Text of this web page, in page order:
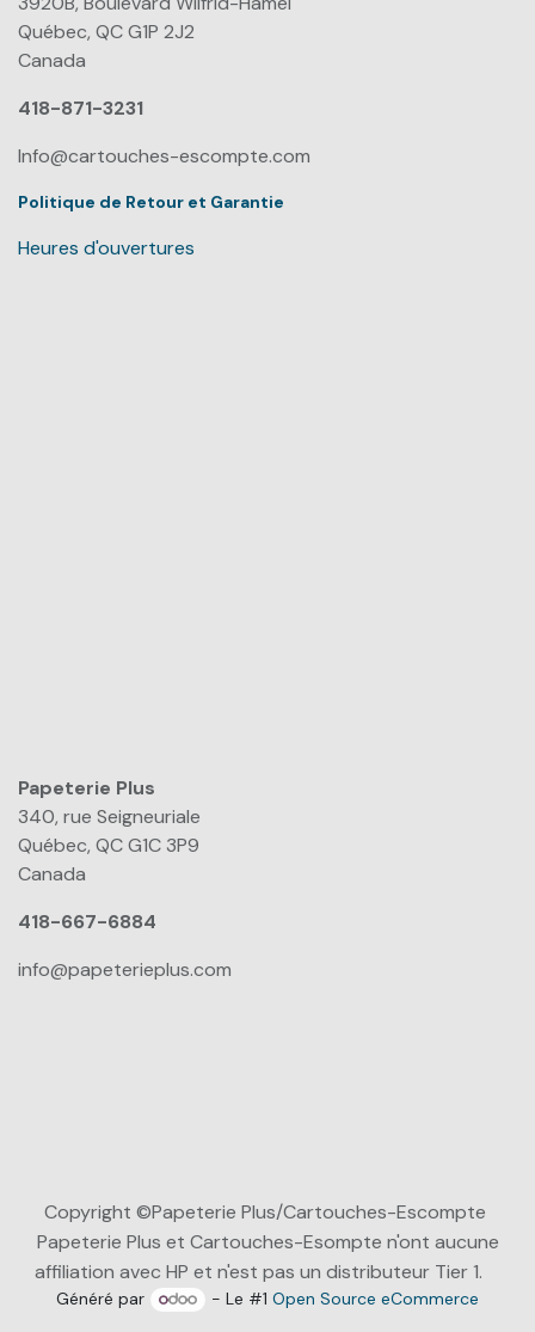
Québec, QC G1P 2J2
Canada
418-871-3231
Info@cartouches-escompte.com
Politique de Retour et Garantie
Heures d'ouvertures
Papeterie Plus​
340, rue Seigneuriale
Québec, QC G1C 3P9
Canada
418-667-6884
info@papeterieplus.com
Copyright ©Papeterie Plus/Cartouches-Escompte
Papeterie Plus et Cartouches-Esompte n'ont aucune
affiliation avec HP et n'est pas un distributeur Tier 1.
Généré par - Le #1Open Source eCommerce